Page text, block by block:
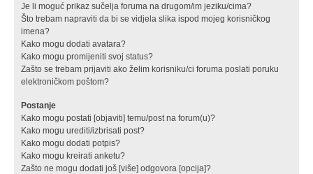
Je li moguć prikaz sučelja foruma na drugom/im jeziku/cima?
Što trebam napraviti da bi se vidjela slika ispod mojeg korisničkog
imena?
Kako mogu dodati avatara?
Kako mogu promijeniti svoj status?
Zašto se trebam prijaviti ako želim korisniku/ci foruma poslati poruku
elektroničkom poštom?
Postanje
Kako mogu postati [objaviti] temu/post na forum(u)?
Kako mogu urediti/izbrisati post?
Kako mogu dodati potpis?
Kako mogu kreirati anketu?
Zašto ne mogu dodati još [više] odgovora [opcija]?